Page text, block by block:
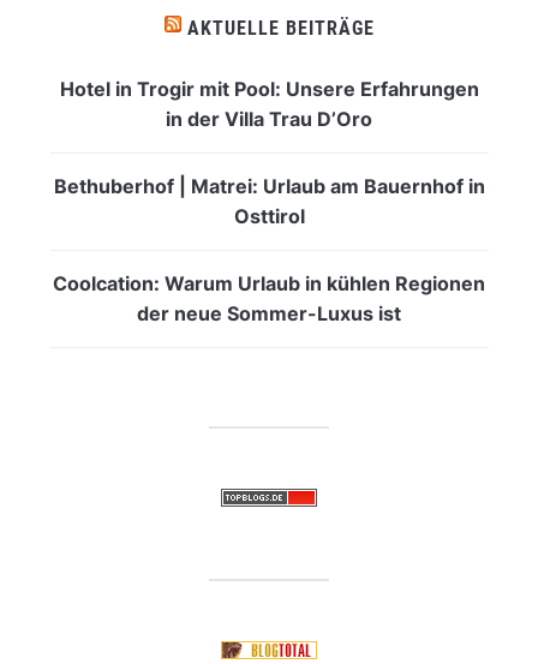
AKTUELLE BEITRÄGE
Hotel in Trogir mit Pool: Unsere Erfahrungen
in der Villa Trau D’Oro
Bethuberhof | Matrei: Urlaub am Bauernhof in
Osttirol
Coolcation: Warum Urlaub in kühlen Regionen
der neue Sommer-Luxus ist